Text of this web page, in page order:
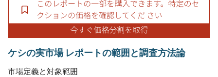
ケシの実市場 レポートの範囲と調査方法論
市場定義と対象範囲